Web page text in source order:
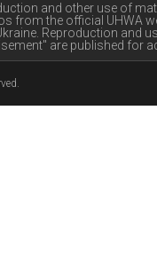
and other use of
from the official UHWA
Reproduction and
are published for